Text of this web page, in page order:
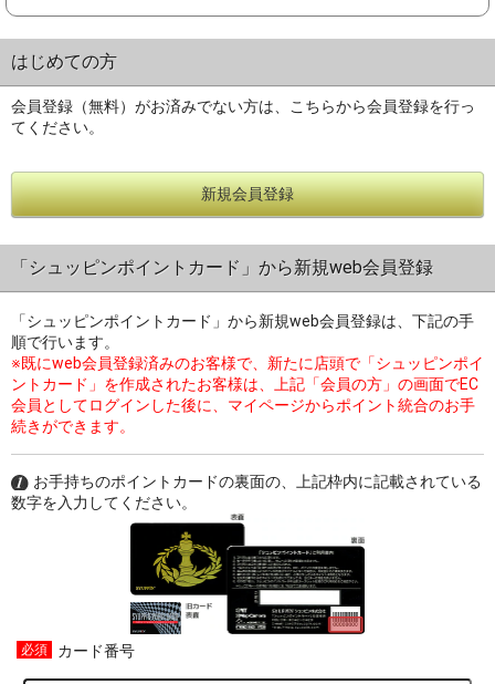
はじめての方
会員登録（無料）がお済みでない方は、こちらから会員登録を行っ
てください。
新規会員登録
「シュッピンポイントカード」から新規web会員登録
「シュッピンポイントカード」から新規web会員登録は、下記の手
順で行います。
※既にweb会員登録済みのお客様で、新たに店頭で「シュッピンポイ
ントカード」を作成されたお客様は、上記「会員の方」の画面でEC
会員としてログインした後に、マイページからポイント統合のお手
続きができます。
お手持ちのポイントカードの裏面の、上記枠内に記載されている
数字を入力してください。
カード番号